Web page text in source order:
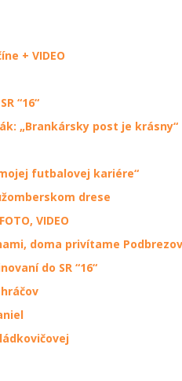
+ VIDEO
“16“
„Brankársky post je krásny“
futbalovej kariére“
drese
VIDEO
doma privítame
do SR “16“